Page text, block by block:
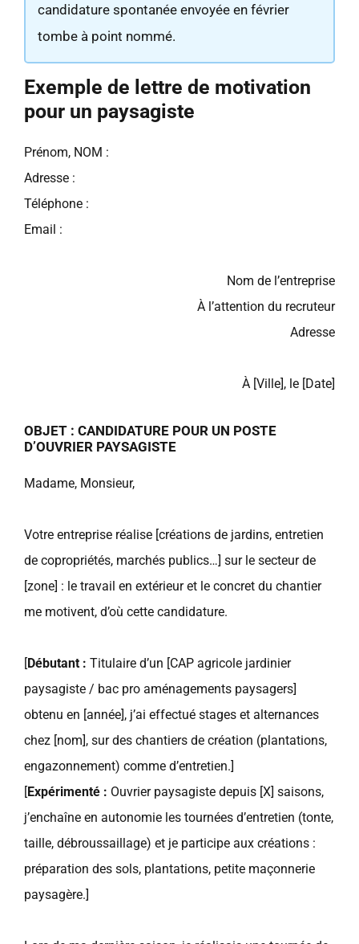
candidature spontanée envoyée en février
tombe à point nommé.
Exemple de lettre de motivation
pour un paysagiste
Prénom, NOM :
Adresse :
Téléphone :
Email :
Nom de l’entreprise
À l’attention du recruteur
Adresse
À [Ville], le [Date]
OBJET : CANDIDATURE POUR UN POSTE
D’OUVRIER PAYSAGISTE
Madame, Monsieur,
Votre entreprise réalise [créations de jardins, entretien
de copropriétés, marchés publics…] sur le secteur de
[zone] : le travail en extérieur et le concret du chantier
me motivent, d’où cette candidature.
[Débutant : Titulaire d’un [CAP agricole jardinier
paysagiste / bac pro aménagements paysagers]
obtenu en [année], j’ai effectué stages et alternances
chez [nom], sur des chantiers de création (plantations,
engazonnement) comme d’entretien.]
[Expérimenté : Ouvrier paysagiste depuis [X] saisons,
j’enchaîne en autonomie les tournées d’entretien (tonte,
taille, débroussaillage) et je participe aux créations :
préparation des sols, plantations, petite maçonnerie
paysagère.]